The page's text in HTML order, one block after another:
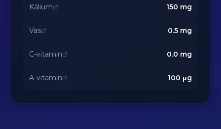
Kálium 150 mg
Vas 0.5mg
C-vitamin 0.0 mg
A-vitamin 100 μg